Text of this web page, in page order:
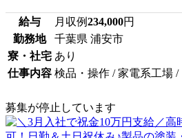
給与 月収例234,000円
勤務地
千葉県 浦安市
寮・社宅 あり
仕事内容 検品・操作 / 家電系工場 /
募集が停止しています